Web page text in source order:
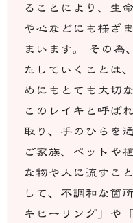
ることにより、生
や心などにも様ざ
まいます。 その為
たしていくことは
めにもとても大切
このレイキと呼ば
取り、手のひらを
ご家族、ペットや
な物や人に流すこ
して、不調和な箇
キヒーリング」や